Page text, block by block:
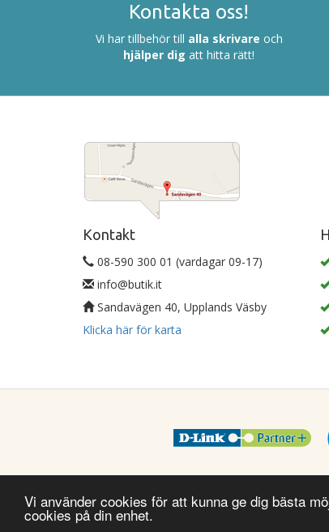
Vi använder cookies för att kunna ge dig bästa
cookies på din enhet.
Kontakta oss!
Vi har tillbehör till alla skrivare och
hjälper dig att hitta rätt!
Kontakt
08-590 300 01 (vardagar 09-17)
info@butik.it
Sandavägen 40, Upplands Väsby
Klicka här för karta